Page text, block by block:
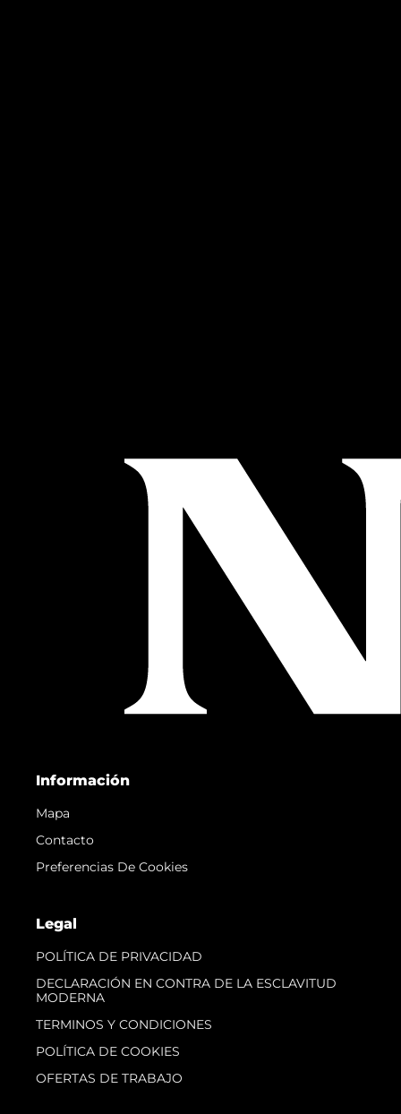
Información
Mapa
Contacto
Preferencias De Cookies
Legal
POLÍTICA DE PRIVACIDAD
DECLARACIÓN EN CONTRA DE LA ESCLAVITUD
MODERNA
TERMINOS Y CONDICIONES
POLÍTICA DE COOKIES
OFERTAS DE TRABAJO